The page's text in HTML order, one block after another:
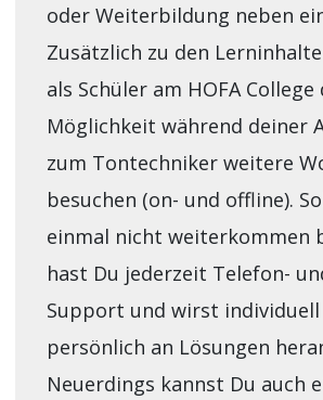
oder Weiterbildung neben
Zusätzlich zu den
als Schüler am HOFA College
Möglichkeit während deiner
zum Tontechniker weitere
besuchen (on- und offline).
einmal nicht weiterkommen
hast Du jederzeit Telefon-
Support und wirst individuell
persönlich an Lösungen
Neuerdings kannst Du auch